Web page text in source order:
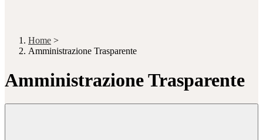
Home >
Amministrazione Trasparente
Amministrazione Trasparente